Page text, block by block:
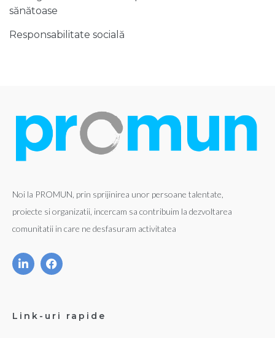
sănătoase
Responsabilitate socială
Noi la PROMUN, prin sprijinirea unor persoane talentate,
proiecte si organizatii, incercam sa contribuim la dezvoltarea
comunitatii in care ne desfasuram activitatea
Link-uri rapide